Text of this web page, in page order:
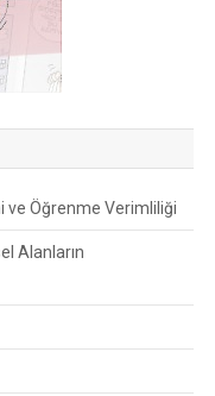
ve Öğrenme Verimliliği
Alanların